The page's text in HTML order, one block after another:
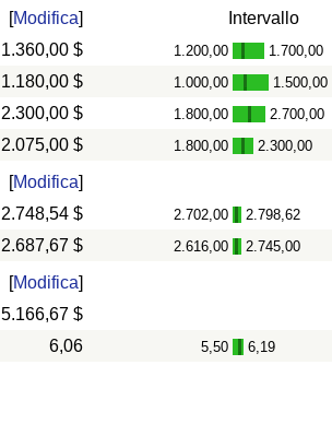
[Modifica]
Intervallo
1.360,00 $ 1.200,00 - 1.700,00
1.180,00 $ 1.000,00 - 1.500,00
2.300,00 $ 1.800,00 - 2.700,00
2.075,00 $ 1.800,00 - 2.300,00
[Modifica]
2.748,54 $ 2.702,00 - 2.798,62
2.687,67 $ 2.616,00 - 2.745,00
[Modifica]
5.166,67 $
6,06 5,50 - 6,19